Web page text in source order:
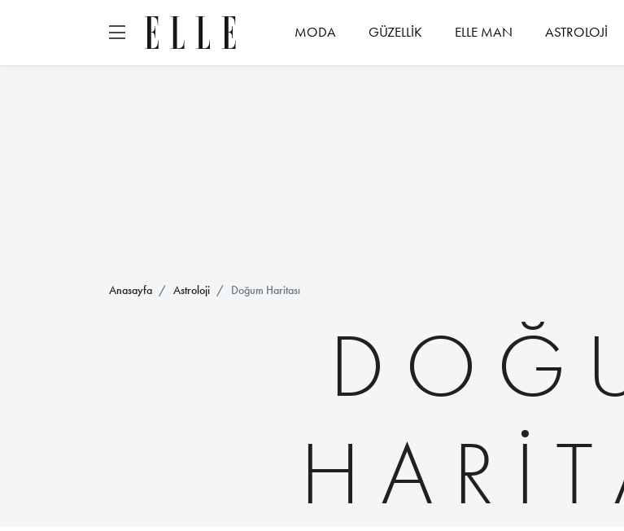
MODA GÜZELLİK ELLE MAN ASTROLOJİ
Anasayfa Astroloji Doğum Haritası